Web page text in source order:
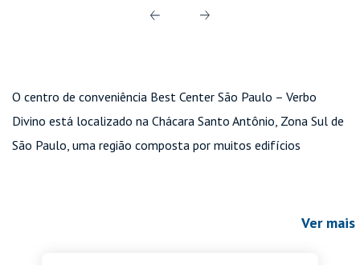
Previous Next
O centro de conveniência Best Center São Paulo – Verbo
Divino está localizado na Chácara Santo Antônio, Zona Sul de
São Paulo, uma região composta por muitos edifícios
à atender ao consumo de quem reside ou trabalha na região.
Ver mais